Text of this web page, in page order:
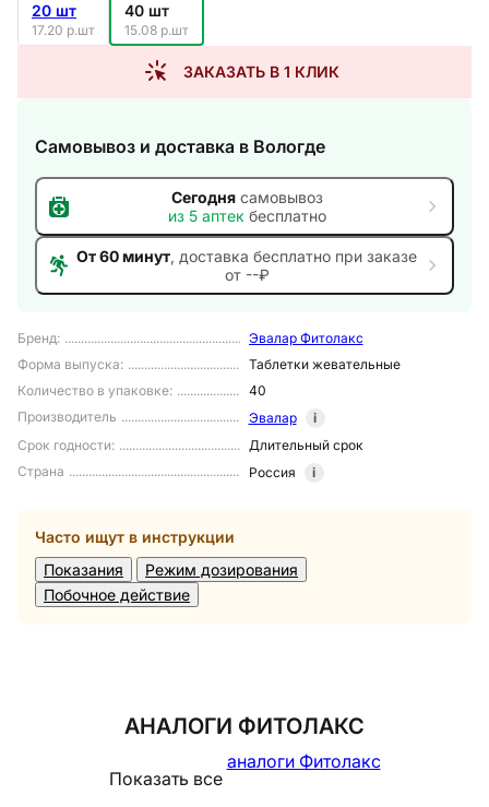
Бренд:
Эвалар Фитолакс
Форма выпуска:
Таблетки жевательные
Количество в упаковке:
40
Производитель
Эвалар
i
Срок годности:
Длительный срок
Страна
Россия i
Часто ищут в инструкции
Показания
Режим дозирования
Побочное действие
20 шт
17.20 р.шт
40 шт
15.08 р.шт
ЗАКАЗАТЬ В 1 КЛИК
Самовывоз и доставка в Вологде
Сегоднясамовывоз
из 5 аптек бесплатно
От 60 минут, доставка бесплатно при заказе
от --₽
АНАЛОГИ ФИТОЛАКС
Показать все
аналоги Фитолакс